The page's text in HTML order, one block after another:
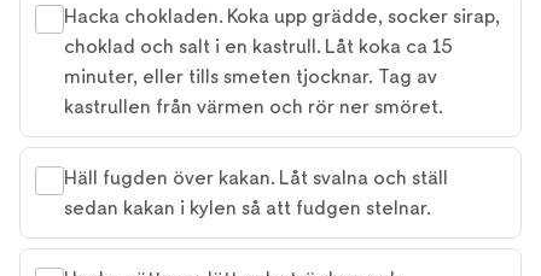
Hacka chokladen. Koka upp grädde, socker sirap,
choklad och salt i en kastrull. Låt koka ca 15
minuter, eller tills smeten tjocknar. Tag av
kastrullen från värmen och rör ner smöret.
Häll fugden över kakan. Låt svalna och ställ
sedan kakan i kylen så att fudgen stelnar.